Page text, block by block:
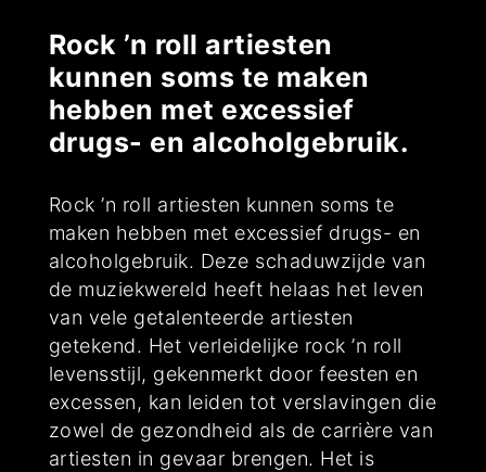
Rock ’n roll artiesten
kunnen soms te maken
hebben met excessief
drugs- en alcoholgebruik.
Rock ’n roll artiesten kunnen soms te
maken hebben met excessief drugs- en
alcoholgebruik. Deze schaduwzijde van
de muziekwereld heeft helaas het leven
van vele getalenteerde artiesten
getekend. Het verleidelijke rock ’n roll
levensstijl, gekenmerkt door feesten en
excessen, kan leiden tot verslavingen die
zowel de gezondheid als de carrière van
artiesten in gevaar brengen. Het is